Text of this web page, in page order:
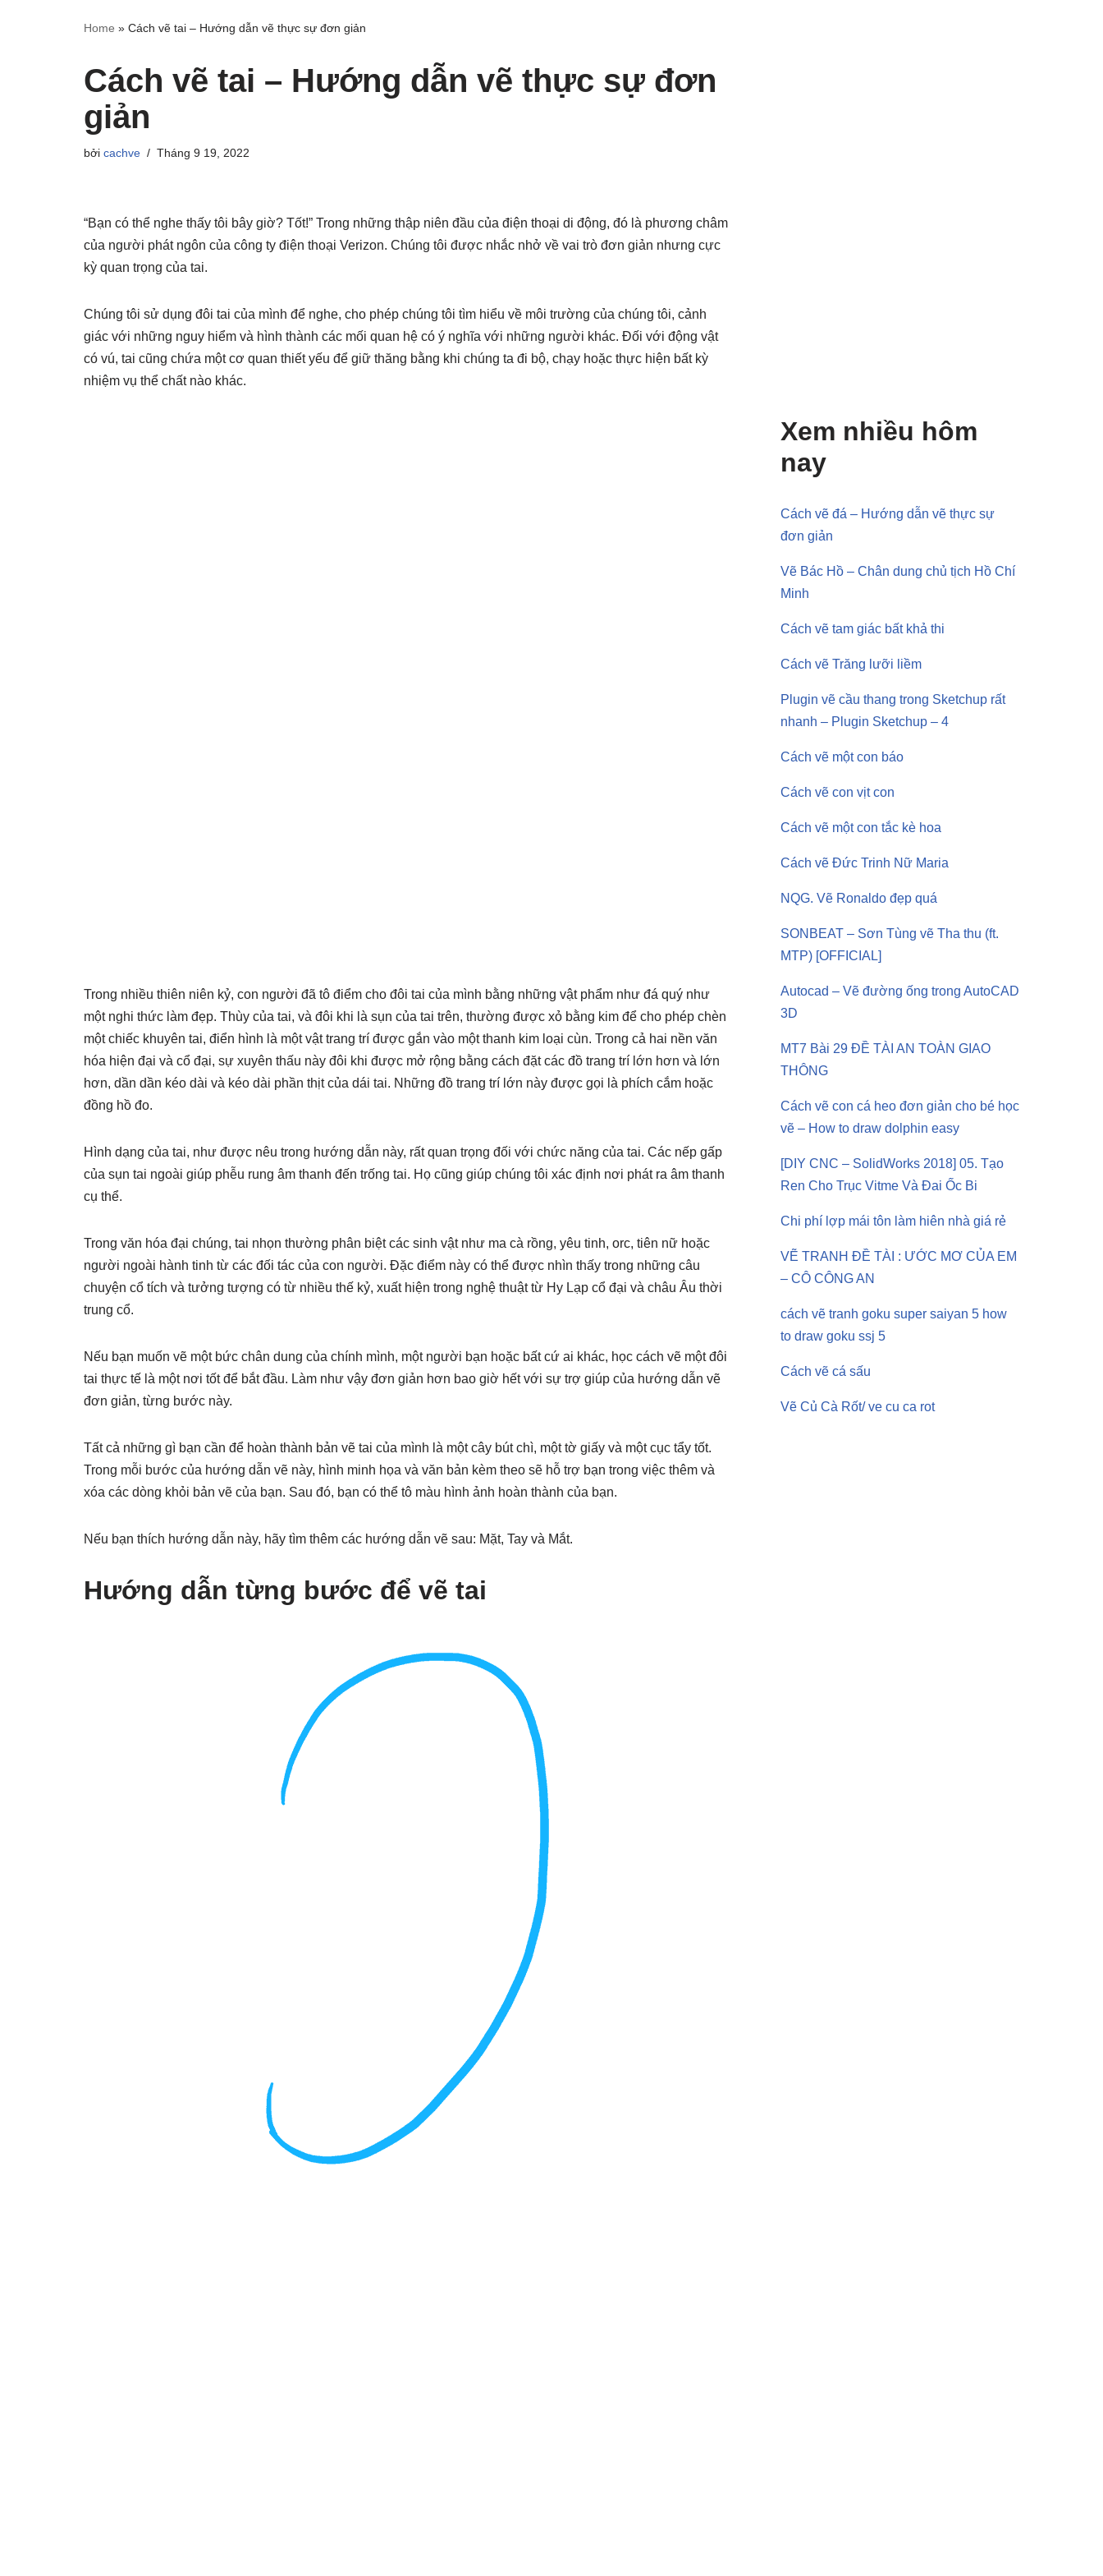
Home » Cách vẽ tai – Hướng dẫn vẽ thực sự đơn giản
Cách vẽ tai – Hướng dẫn vẽ thực sự đơn
giản
bởi cachve Tháng 9 19, 2022
“Bạn có thể nghe thấy tôi bây giờ? Tốt!” Trong những thập niên đầu của điện thoại di động, đó là phương châm
của người phát ngôn của công ty điện thoại Verizon. Chúng tôi được nhắc nhở về vai trò đơn giản nhưng cực
kỳ quan trọng của tai.
Chúng tôi sử dụng đôi tai của mình để nghe, cho phép chúng tôi tìm hiểu về môi trường của chúng tôi, cảnh
giác với những nguy hiểm và hình thành các mối quan hệ có ý nghĩa với những người khác. Đối với động vật
có vú, tai cũng chứa một cơ quan thiết yếu để giữ thăng bằng khi chúng ta đi bộ, chạy hoặc thực hiện bất kỳ
nhiệm vụ thể chất nào khác.
Trong nhiều thiên niên kỷ, con người đã tô điểm cho đôi tai của mình bằng những vật phẩm như đá quý như
một nghi thức làm đẹp. Thùy của tai, và đôi khi là sụn của tai trên, thường được xỏ bằng kim để cho phép chèn
một chiếc khuyên tai, điển hình là một vật trang trí được gắn vào một thanh kim loại cùn. Trong cả hai nền văn
hóa hiện đại và cổ đại, sự xuyên thấu này đôi khi được mở rộng bằng cách đặt các đồ trang trí lớn hơn và lớn
hơn, dần dần kéo dài và kéo dài phần thịt của dái tai. Những đồ trang trí lớn này được gọi là phích cắm hoặc
đồng hồ đo.
Hình dạng của tai, như được nêu trong hướng dẫn này, rất quan trọng đối với chức năng của tai. Các nếp gấp
của sụn tai ngoài giúp phễu rung âm thanh đến trống tai. Họ cũng giúp chúng tôi xác định nơi phát ra âm thanh
cụ thể.
Trong văn hóa đại chúng, tai nhọn thường phân biệt các sinh vật như ma cà rồng, yêu tinh, orc, tiên nữ hoặc
người ngoài hành tinh từ các đối tác của con người. Đặc điểm này có thể được nhìn thấy trong những câu
chuyện cổ tích và tưởng tượng có từ nhiều thế kỷ, xuất hiện trong nghệ thuật từ Hy Lạp cổ đại và châu Âu thời
trung cổ.
Nếu bạn muốn vẽ một bức chân dung của chính mình, một người bạn hoặc bất cứ ai khác, học cách vẽ một đôi
tai thực tế là một nơi tốt để bắt đầu. Làm như vậy đơn giản hơn bao giờ hết với sự trợ giúp của hướng dẫn vẽ
đơn giản, từng bước này.
Tất cả những gì bạn cần để hoàn thành bản vẽ tai của mình là một cây bút chì, một tờ giấy và một cục tẩy tốt.
Trong mỗi bước của hướng dẫn vẽ này, hình minh họa và văn bản kèm theo sẽ hỗ trợ bạn trong việc thêm và
xóa các dòng khỏi bản vẽ của bạn. Sau đó, bạn có thể tô màu hình ảnh hoàn thành của bạn.
Nếu bạn thích hướng dẫn này, hãy tìm thêm các hướng dẫn vẽ sau: Mặt, Tay và Mắt.
Hướng dẫn từng bước để vẽ tai
Xem nhiều hôm
nay
Cách vẽ đá – Hướng dẫn vẽ thực sự
đơn giản
Vẽ Bác Hồ – Chân dung chủ tịch Hồ Chí
Minh
Cách vẽ tam giác bất khả thi
Cách vẽ Trăng lưỡi liềm
Plugin vẽ cầu thang trong Sketchup rất
nhanh – Plugin Sketchup – 4
Cách vẽ một con báo
Cách vẽ con vịt con
Cách vẽ một con tắc kè hoa
Cách vẽ Đức Trinh Nữ Maria
NQG. Vẽ Ronaldo đẹp quá
SONBEAT – Sơn Tùng vẽ Tha thu (ft.
MTP) [OFFICIAL]
Autocad – Vẽ đường ống trong AutoCAD
3D
MT7 Bài 29 ĐỀ TÀI AN TOÀN GIAO
THÔNG
Cách vẽ con cá heo đơn giản cho bé học
vẽ – How to draw dolphin easy
[DIY CNC – SolidWorks 2018] 05. Tạo
Ren Cho Trục Vitme Và Đai Ốc Bi
Chi phí lợp mái tôn làm hiên nhà giá rẻ
VẼ TRANH ĐỀ TÀI : ƯỚC MƠ CỦA EM
– CÔ CÔNG AN
cách vẽ tranh goku super saiyan 5 how
to draw goku ssj 5
Cách vẽ cá sấu
Vẽ Củ Cà Rốt/ ve cu ca rot